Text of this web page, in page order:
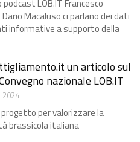
LOB.IT Francesco
Dario Macaluso ci parlano dei dati
informative a supporto della
un articolo sul
nazionale LOB.IT
2024
progetto per valorizzare la
brassicola italiana